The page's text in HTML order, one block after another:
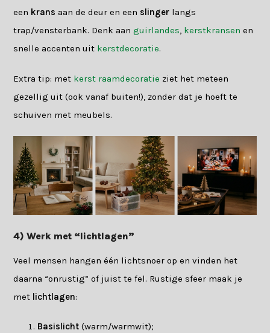
een krans aan de deur en een slinger langs
trap/vensterbank. Denk aanguirlandes kerstkransen en
snelle accenten uit kerstdecoratie.
Extra tip: met kerst raamdecoratie ziet het meteen
gezellig uit (ook vanaf buiten!), zonder dat je hoeft te
schuiven met meubels.
4) Werk met “lichtlagen”
Veel mensen hangen één lichtsnoer op en vinden het
daarna “onrustig” of juist te fel. Rustige sfeer maak je
met lichtlagen:
Basislicht (warm/warmwit);